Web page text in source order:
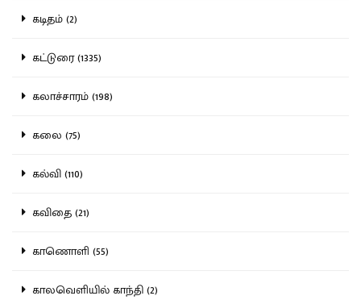
கடிதம் (2)
கட்டுரை (1335)
கலாச்சாரம் (198)
கலை (75)
கல்வி (110)
கவிதை (21)
காணொளி (55)
காலவெளியில் காந்தி (2)